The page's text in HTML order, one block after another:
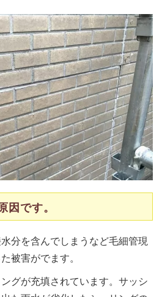
因です。
分を含んでしまうなど毛細管現
被害がでます。
グが充填されています。サッシ